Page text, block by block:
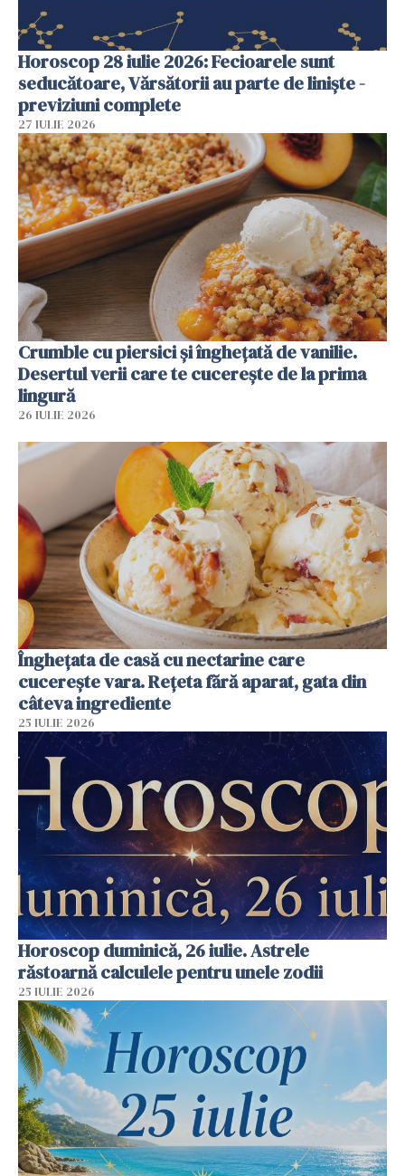
Horoscop 28 iulie 2026: Fecioarele sunt
seducătoare, Vărsătorii au parte de liniște -
previziuni complete
27 IULIE 2026
Crumble cu piersici și înghețată de vanilie.
Desertul verii care te cucerește de la prima
lingură
26 IULIE 2026
Înghețata de casă cu nectarine care
cucerește vara. Rețeta fără aparat, gata din
câteva ingrediente
25 IULIE 2026
Horoscop duminică, 26 iulie. Astrele
răstoarnă calculele pentru unele zodii
25 IULIE 2026